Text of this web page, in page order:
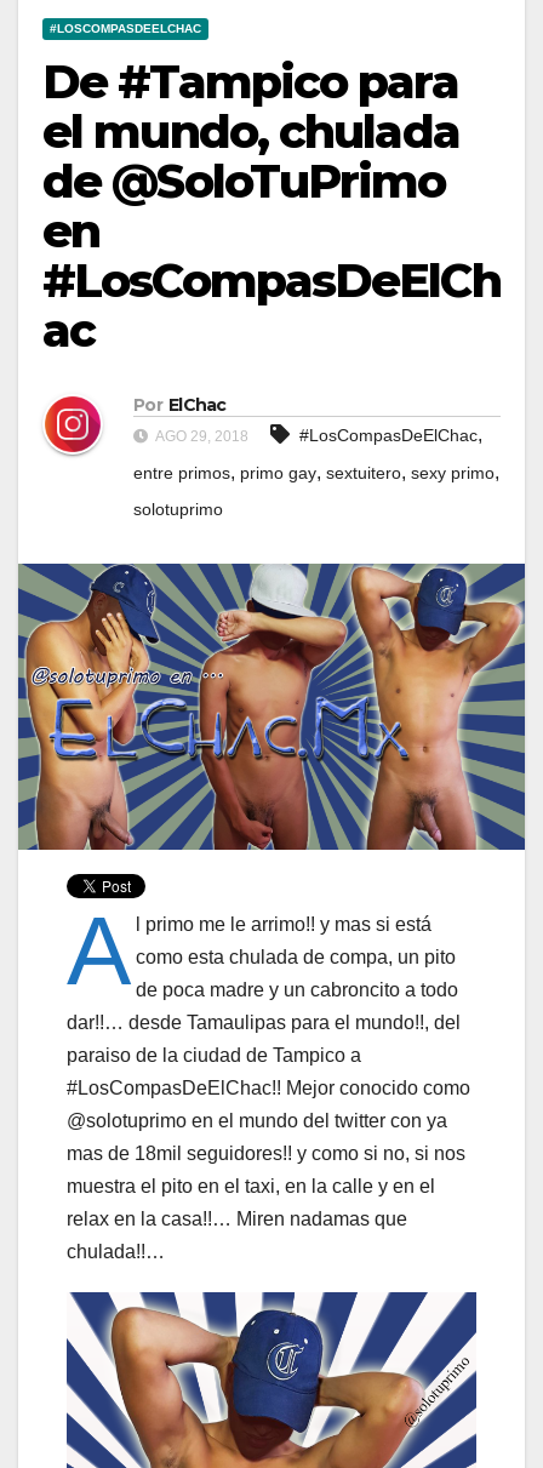
#LOSCOMPASDEELCHAC
De #Tampico para
el mundo, chulada
de @SoloTuPrimo
en
#LosCompasDeElCh
ac
Por ElChac
AGO 29, 2018 #LosCompasDeElChac,
entre primos, primo gay, sextuitero, sexy primo,
solotuprimo
A
l primo me le arrimo!! y mas si está
como esta chulada de compa, un pito
de poca madre y un cabroncito a todo
dar!!… desde Tamaulipas para el mundo!!, del
paraiso de la ciudad de Tampico a
#LosCompasDeElChac!! Mejor conocido como
@solotuprimo en el mundo del twitter con ya
mas de 18mil seguidores!! y como si no, si nos
muestra el pito en el taxi, en la calle y en el
relax en la casa!!… Miren nadamas que
chulada!!…